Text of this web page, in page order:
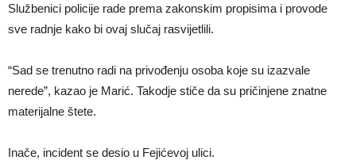
Službenici policije rade prema zakonskim propisima i provode
sve radnje kako bi ovaj slučaj rasvijetlili.
“Sad se trenutno radi na privođenju osoba koje su izazvale
nerede”, kazao je Marić. Takodje stiče da su pričinjene znatne
materijalne štete.
Inače, incident se desio u Fejićevoj ulici.